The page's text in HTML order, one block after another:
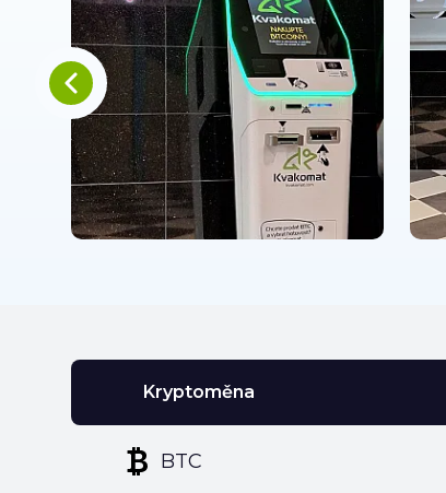
Kryptoměna
BTC